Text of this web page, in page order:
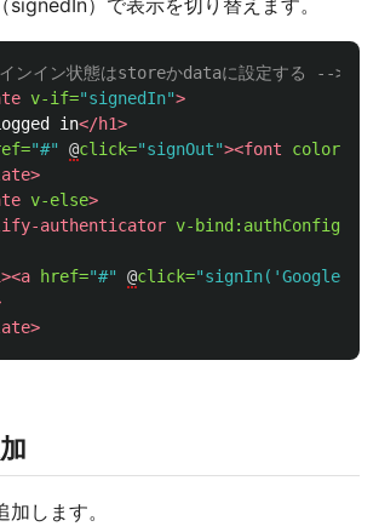
signedIn）で表示を切り替えます。
ンイン状態はstoreかdataに設定する -->
v-if="signedIn">
in</h1>
"#" @click="signOut"><font color=
v-else>
authenticator v-bind:authConfig=
href="#" @click="signIn('Google')"
します。